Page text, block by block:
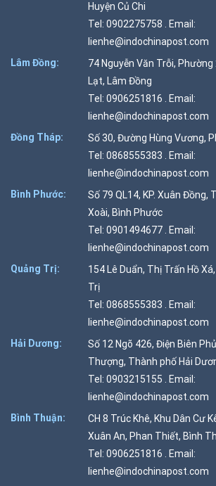
Huyện Củ Chi
Tel: 0902275758 . Email:
lienhe@indochinapost.com
Lâm Đồng:
74 Nguyễn Văn Trỗi,
Lạt, Lâm Đồng
Tel: 0906251816 . Email:
lienhe@indochinapost.com
Đồng Tháp:
Số 30, Đường Hùng Vương,
Tel: 0868555383 . Email:
lienhe@indochinapost.com
Bình Phước:
Số 79 QL14, KP. Xuân Đồng,
Xoài, Bình Phước
Tel: 0901494677 . Email:
lienhe@indochinapost.com
Quảng Trị:
154 Lê Duẩn, Thị Trấn Hồ
Trị
Tel: 0868555383 . Email:
lienhe@indochinapost.com
Hải Dương:
Số 12 Ngõ 426, Điện Biên
Thượng, Thành phố Hải
Tel: 0903215155 . Email:
lienhe@indochinapost.com
Bình Thuận:
CH 8 Trúc Khê, Khu Dân Cư
Xuân An, Phan Thiết, Bình
Tel: 0906251816 . Email:
lienhe@indochinapost.com